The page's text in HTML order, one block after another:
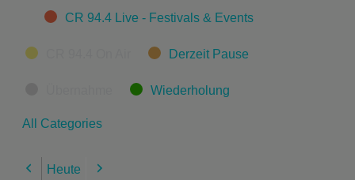
CategoriesCR 94.4 Live - Festivals & Events
Derzeit Pause
Wiederholung
All Categories
Previous
Heute Next